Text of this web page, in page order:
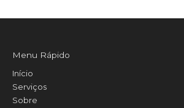
Menu Rápido
Início
Serviços
Sobre